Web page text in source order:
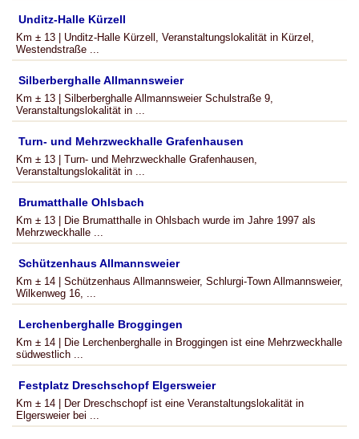
Unditz-Halle Kürzell
Km ± 13 | Unditz-Halle Kürzell, Veranstaltungslokalität in Kürzel,
Westendstraße ...
Silberberghalle Allmannsweier
Km ± 13 | Silberberghalle Allmannsweier Schulstraße 9,
Veranstaltungslokalität in ...
Turn- und Mehrzweckhalle Grafenhausen
Km ± 13 | Turn- und Mehrzweckhalle Grafenhausen,
Veranstaltungslokalität in ...
Brumatthalle Ohlsbach
Km ± 13 | Die Brumatthalle in Ohlsbach wurde im Jahre 1997 als
Mehrzweckhalle ...
Schützenhaus Allmannsweier
Km ± 14 | Schützenhaus Allmannsweier, Schlurgi-Town Allmannsweier,
Wilkenweg 16, ...
Lerchenberghalle Broggingen
Km ± 14 | Die Lerchenberghalle in Broggingen ist eine Mehrzweckhalle
südwestlich ...
Festplatz Dreschschopf Elgersweier
Km ± 14 | Der Dreschschopf ist eine Veranstaltungslokalität in
Elgersweier bei ...